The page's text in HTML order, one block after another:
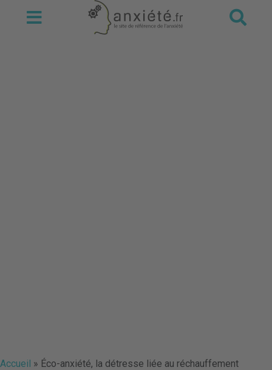
Accueil » Éco-anxiété, la détresse liée au réchauffement